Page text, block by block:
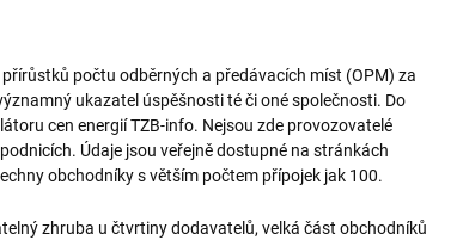
počtu odběrných a předávacích míst (OPM) za
ukazatel úspěšnosti té či oné společnosti. Do
cen energií TZB-info. Nejsou zde provozovatelé
Údaje jsou veřejně dostupné na stránkách
obchodníky s větším počtem přípojek jak 100.
zhruba u čtvrtiny dodavatelů, velká část obchodníků